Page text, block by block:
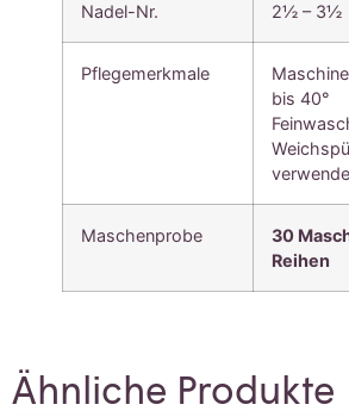
Nadel-Nr. 2½ – 3½
Pflegemerkmale
bis 40°
Maschenprobe
30
Reihen
Ähnliche Produkte